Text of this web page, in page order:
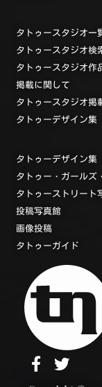
タトゥースタジオ一
タトゥースタジオ検
タトゥースタジオ作
掲載に関して
タトゥースタジオ掲
タトゥーデザイン集
タトゥーデザイン集
タトゥー・ガールズ
タトゥーストリート
投稿写真館
画像投稿
タトゥーガイド